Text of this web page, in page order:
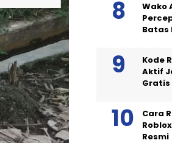
Wako
Batas
Kode
Aktif
Gratis
Cara
Resmi